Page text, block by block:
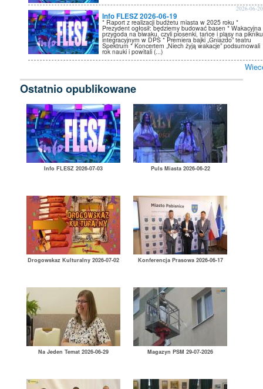
Info FLESZ 2026-06-19
2026-06-20
* Raport z realizacji budżetu miasta w 2025 roku *
Prezydent ogłosił: będziemy budować basen * Wakacyjna
przygoda na biwaku, czyli piosenki, tańce i pląsy na pikniku
integracyjnym w DPS * Premiera bajki „Gniazdo” teatru
Spektrum * Koncertem „Niech żyją wakacje” podsumowali
rok nauki i powitali (...)
Ostatnio opublikowane
Info FLESZ 2026-07-03 Puls Miasta 2026-06-22
Drogowskaz Kulturalny 2026-07-02 Konferencja Prasowa 2026-06-17
Na Jeden Temat 2026-06-29 Magazyn PSM 29-07-2026